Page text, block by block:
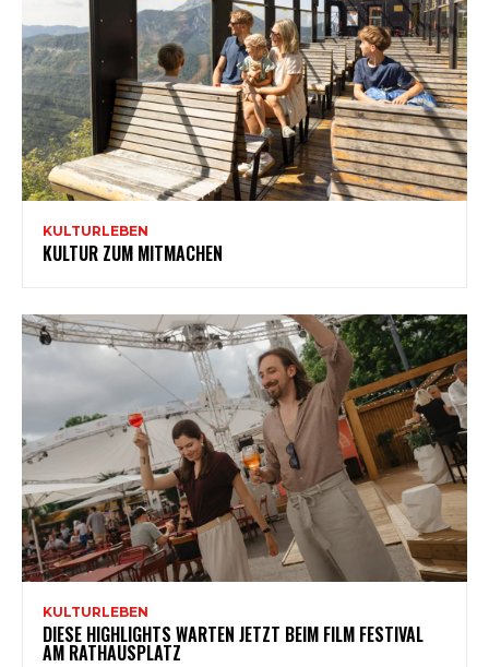
KULTURLEBEN
KULTUR ZUM MITMACHEN
KULTURLEBEN
DIESE HIGHLIGHTS WARTEN JETZT BEIM FILM FESTIVAL
AM RATHAUSPLATZ